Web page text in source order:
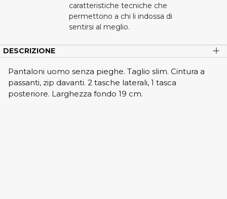
caratteristiche tecniche che
permettono a chi li indossa di
sentirsi al meglio.
DESCRIZIONE
Pantaloni uomo senza pieghe. Taglio slim. Cintura a
passanti, zip davanti. 2 tasche laterali, 1 tasca
posteriore. Larghezza fondo 19 cm.